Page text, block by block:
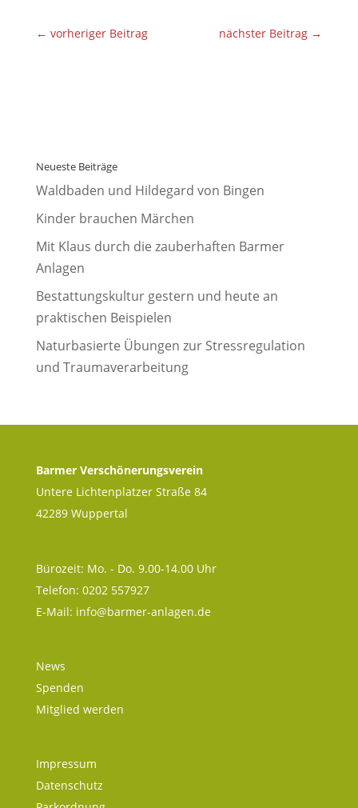
← vorheriger Beitrag nächster Beitrag →
Neueste Beiträge
Waldbaden und Hildegard von Bingen
Kinder brauchen Märchen
Mit Klaus durch die zauberhaften Barmer
Anlagen
Bestattungskultur gestern und heute an
praktischen Beispielen
Naturbasierte Übungen zur Stressregulation
und Traumaverarbeitung
Barmer Verschönerungsverein
Untere Lichtenplatzer Straße 84
42289 Wuppertal
Bürozeit: Mo. - Do. 9.00-14.00 Uhr
Telefon: 0202 557927
E-Mail: info@barmer-anlagen.de
News
Spenden
Mitglied werden
Impressum
Datenschutz